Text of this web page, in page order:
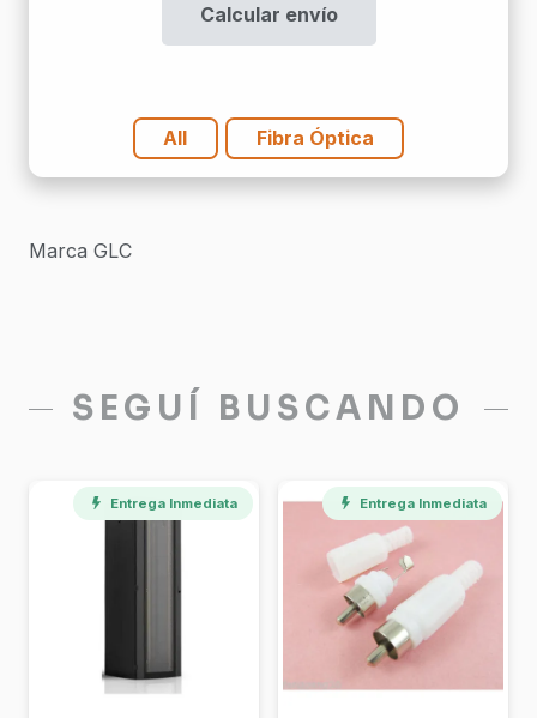
Calcular envío
All Fibra Óptica
Marca GLC
SEGUÍ BUSCANDO
Entrega Inmediata